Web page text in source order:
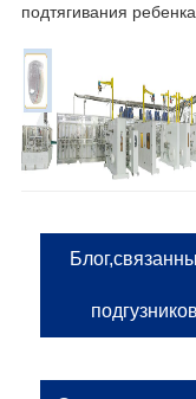
подтягивания ребенка